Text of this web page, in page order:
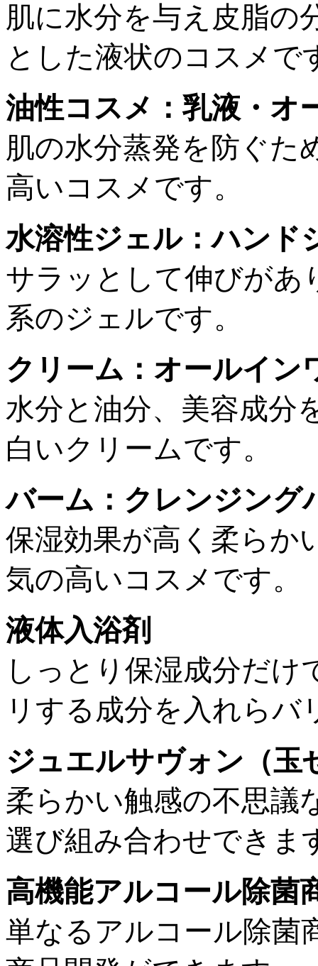
肌に水分を与え皮脂の
とした液状のコスメで
油性コスメ：乳液・オ
肌の水分蒸発を防ぐた
高いコスメです。
水溶性ジェル：ハンド
サラッとして伸びがあ
系のジェルです。
クリーム：オールイン
水分と油分、美容成分
白いクリームです。
バーム：クレンジング
保湿効果が高く柔らか
気の高いコスメです。
液体入浴剤
しっとり保湿成分だけ
リする成分を入れら
ジュエルサヴォン（玉
柔らかい触感の不思議
選び組み合わせできま
高機能アルコール除菌
単なるアルコール除菌